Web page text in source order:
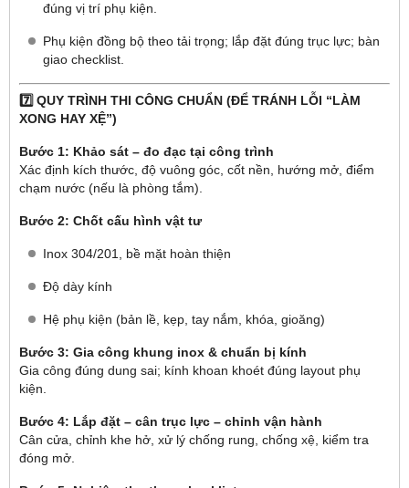
đúng vị trí phụ kiện.
Phụ kiện đồng bộ theo tải trọng; lắp đặt đúng trục lực; bàn
giao checklist.
7️⃣ QUY TRÌNH THI CÔNG CHUẨN (ĐỂ TRÁNH LỖI “LÀM
XONG HAY XỆ”)
Bước 1: Khảo sát – đo đạc tại công trình
Xác định kích thước, độ vuông góc, cốt nền, hướng mở, điểm
chạm nước (nếu là phòng tắm).
Bước 2: Chốt cấu hình vật tư
Inox 304/201, bề mặt hoàn thiện
Độ dày kính
Hệ phụ kiện (bản lề, kẹp, tay nắm, khóa, gioăng)
Bước 3: Gia công khung inox & chuẩn bị kính
Gia công đúng dung sai; kính khoan khoét đúng layout phụ
kiện.
Bước 4: Lắp đặt – cân trục lực – chỉnh vận hành
Cân cửa, chỉnh khe hở, xử lý chống rung, chống xệ, kiểm tra
đóng mở.